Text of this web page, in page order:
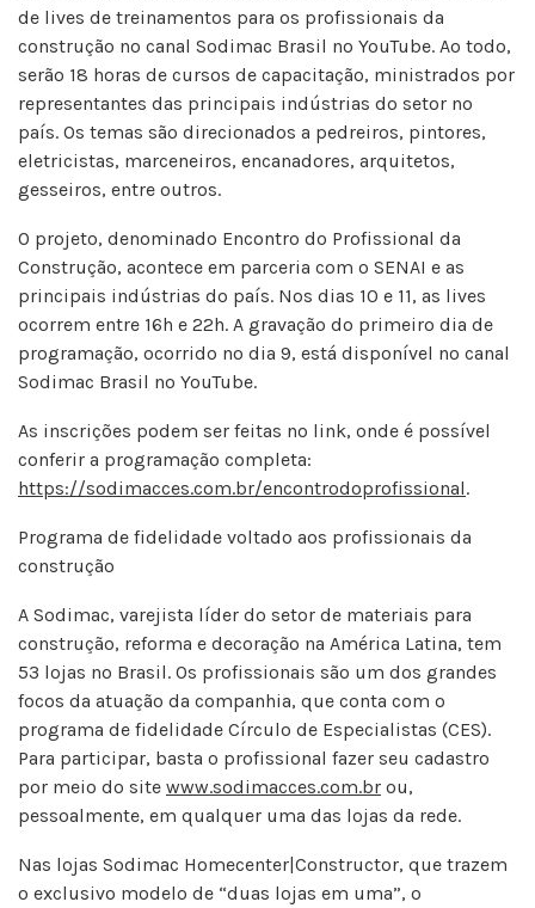
de lives de treinamentos para os profissionais da
construção no canal Sodimac Brasil no YouTube. Ao todo,
serão 18 horas de cursos de capacitação, ministrados por
representantes das principais indústrias do setor no
país. Os temas são direcionados a pedreiros, pintores,
eletricistas, marceneiros, encanadores, arquitetos,
gesseiros, entre outros.
O projeto, denominado Encontro do Profissional da
Construção, acontece em parceria com o SENAI e as
principais indústrias do país. Nos dias 10 e 11, as lives
ocorrem entre 16h e 22h. A gravação do primeiro dia de
programação, ocorrido no dia 9, está disponível no canal
Sodimac Brasil no YouTube.
As inscrições podem ser feitas no link, onde é possível
conferir a programação completa:
https://sodimacces.com.br/encontrodoprofissional.
Programa de fidelidade voltado aos profissionais da
construção
A Sodimac, varejista líder do setor de materiais para
construção, reforma e decoração na América Latina, tem
53 lojas no Brasil. Os profissionais são um dos grandes
focos da atuação da companhia, que conta com o
programa de fidelidade Círculo de Especialistas (CES).
Para participar, basta o profissional fazer seu cadastro
por meio do site www.sodimacces.com.br ou,
pessoalmente, em qualquer uma das lojas da rede.
Nas lojas Sodimac Homecenter|Constructor, que trazem
o exclusivo modelo de “duas lojas em uma”, o